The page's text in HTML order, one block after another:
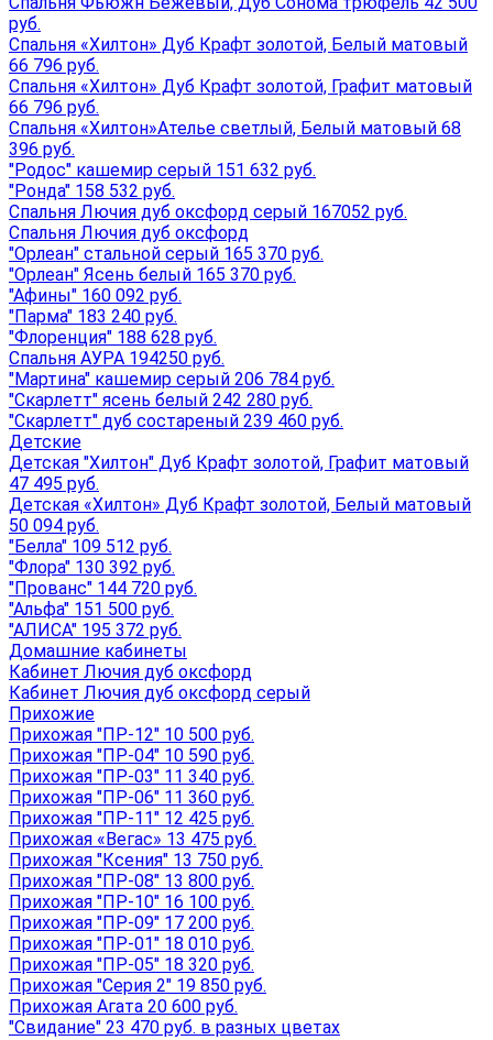
руб.
Спальня «Хилтон» Дуб Крафт золотой, Белый матовый
66 796 руб.
Спальня «Хилтон» Дуб Крафт золотой, Графит матовый
66 796 руб.
Спальня «Хилтон»Ателье светлый, Белый матовый 68
396 руб.
"Родос" кашемир серый 151 632 руб.
"Ронда" 158 532 руб.
Спальня Лючия дуб оксфорд серый 167052 руб.
Спальня Лючия дуб оксфорд
"Орлеан" стальной серый 165 370 руб.
"Орлеан" Ясень белый 165 370 руб.
"Афины" 160 092 руб.
"Парма" 183 240 руб.
"Флоренция" 188 628 руб.
Спальня АУРА 194250 руб.
"Мартина" кашемир серый 206 784 руб.
"Скарлетт" ясень белый 242 280 руб.
"Скарлетт" дуб состареный 239 460 руб.
Детские
Детская "Хилтон" Дуб Крафт золотой, Графит матовый
47 495 руб.
Детская «Хилтон» Дуб Крафт золотой, Белый матовый
50 094 руб.
"Белла" 109 512 руб.
"Флора" 130 392 руб.
"Прованс" 144 720 руб.
"Альфа" 151 500 руб.
"АЛИСА" 195 372 руб.
Домашние кабинеты
Кабинет Лючия дуб оксфорд
Кабинет Лючия дуб оксфорд серый
Прихожие
Прихожая "ПР-12" 10 500 руб.
Прихожая "ПР-04" 10 590 руб.
Прихожая "ПР-03" 11 340 руб.
Прихожая "ПР-06" 11 360 руб.
Прихожая "ПР-11" 12 425 руб.
Прихожая «Вегас» 13 475 руб.
Прихожая "Ксения" 13 750 руб.
Прихожая "ПР-08" 13 800 руб.
Прихожая "ПР-10" 16 100 руб.
Прихожая "ПР-09" 17 200 руб.
Прихожая "ПР-01" 18 010 руб.
Прихожая "ПР-05" 18 320 руб.
Прихожая "Серия 2" 19 850 руб.
Прихожая Агата 20 600 руб.
"Свидание" 23 470 руб. в разных цветах